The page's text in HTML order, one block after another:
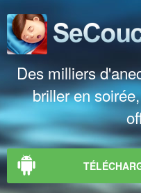
Des milliers
briller en